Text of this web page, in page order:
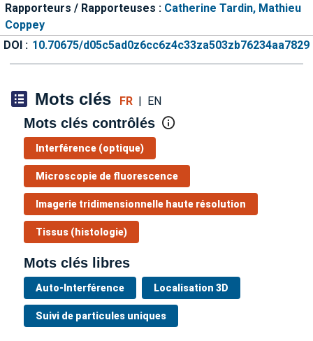
Rapporteurs / Rapporteuses : Catherine Tardin, Mathieu
Coppey
DOI : 10.70675/d05c5ad0z6cc6z4c33za503zb76234aa7829
Mots clés FR| EN
Mots clés contrôlés
Interférence (optique)
Microscopie de fluorescence
Imagerie tridimensionnelle haute résolution
Tissus (histologie)
Mots clés libres
Auto-Interférence Localisation 3D
Suivi de particules uniques